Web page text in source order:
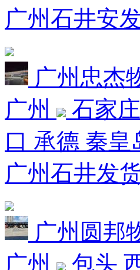
广州石井安
广州忠杰
广州
石家
口 承德 秦皇
广州石井发
广州圆邦
广州
包头